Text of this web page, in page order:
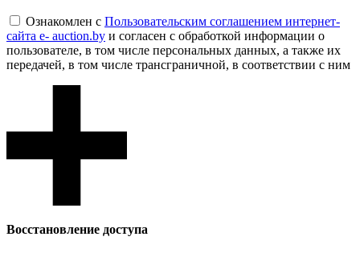
Ознакомлен с Пользовательским соглашением интернет-
сайта e- auction.by и согласен с обработкой информации о
пользователе, в том числе персональных данных, а также их
передачей, в том числе трансграничной, в соответствии с ним
Восcтановление доступа